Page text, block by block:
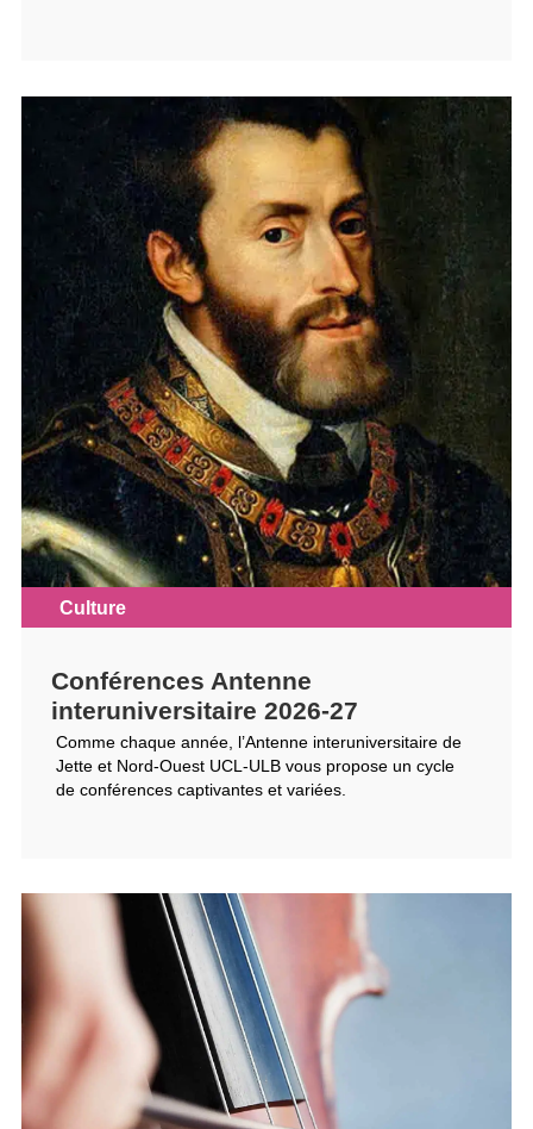
Culture
Conférences Antenne
interuniversitaire 2026-27
Comme chaque année, l’Antenne interuniversitaire de
Jette et Nord-Ouest UCL-ULB vous propose un cycle
de conférences captivantes et variées.